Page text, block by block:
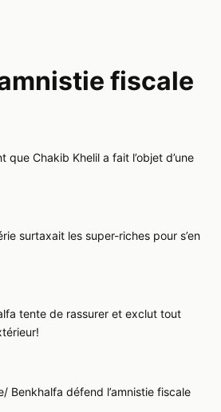
fiscale
que Chakib Khelil a fait l’objet d’une
surtaxait les super-riches pour s’en
tente de rassurer et exclut tout
Benkhalfa défend l’amnistie fiscale